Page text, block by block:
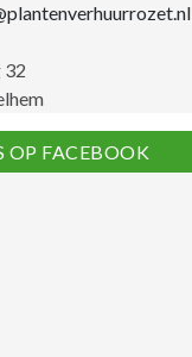
32
OP FACEBOOK